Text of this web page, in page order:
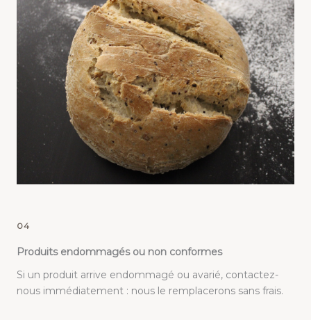
04
Produits endommagés ou non conformes
Si un produit arrive endommagé ou avarié, contactez-
nous immédiatement : nous le remplacerons sans frais.